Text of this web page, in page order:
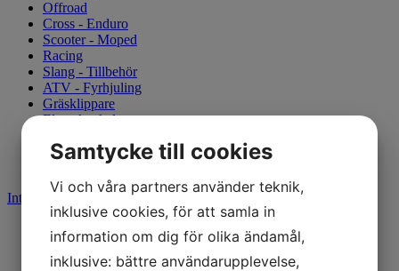
Offroad
Cross - Enduro
Scooter - Moped
Racing
Slang - Tillbehör
ATV - Fyrhjuling
Gräsklippare
Elsparkcykel
Fyndkorg
Varumärken
Integritetspolicy
Cookies
Start
Slang - Tillbehör
Slang 17 tum
Samtycke till cookies
Vi och våra partners använder teknik,
inklusive cookies, för att samla in
information om dig för olika ändamål,
inklusive: bättre användarupplevelse,